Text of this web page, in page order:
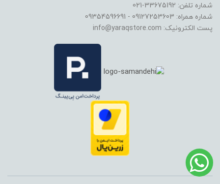
شماره تلفن: 33675192-021
شماره همراه: 09127253603 - 09354596691
پست الکترونیک: info@yaraqstore.com